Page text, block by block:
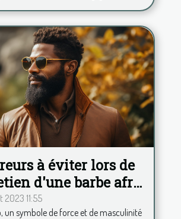
à éviter lors de
d'une barbe afro
rester chic
11:55
un symbole de force et de masculinité